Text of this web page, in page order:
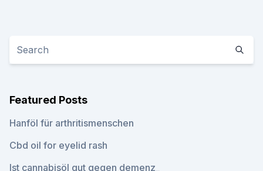
Featured Posts
Hanföl für arthritismenschen
Cbd oil for eyelid rash
Ist cannabisöl gut gegen demenz_